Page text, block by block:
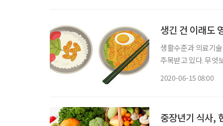
생긴 건 이래도
생활수준과 의료기
주목받고 있다. 무엇
2020-06-15 08:00
중장년기 식사,